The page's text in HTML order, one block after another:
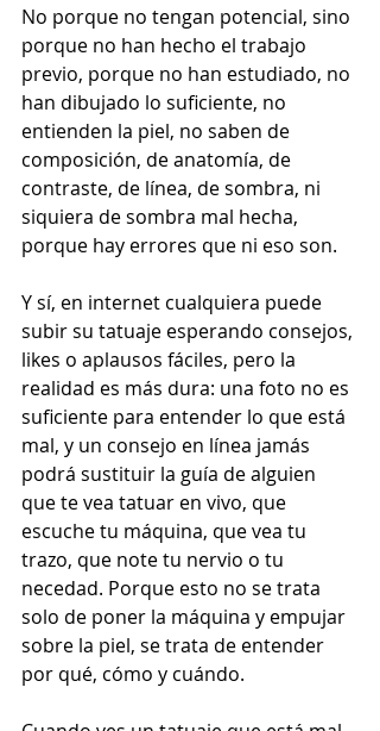
No porque no tengan potencial, sino
porque no han hecho el trabajo
previo, porque no han estudiado, no
han dibujado lo suficiente, no
entienden la piel, no saben de
composición, de anatomía, de
contraste, de línea, de sombra, ni
siquiera de sombra mal hecha,
porque hay errores que ni eso son.
Y sí, en internet cualquiera puede
subir su tatuaje esperando consejos,
likes o aplausos fáciles, pero la
realidad es más dura: una foto no es
suficiente para entender lo que está
mal, y un consejo en línea jamás
podrá sustituir la guía de alguien
que te vea tatuar en vivo, que
escuche tu máquina, que vea tu
trazo, que note tu nervio o tu
necedad. Porque esto no se trata
solo de poner la máquina y empujar
sobre la piel, se trata de entender
por qué, cómo y cuándo.